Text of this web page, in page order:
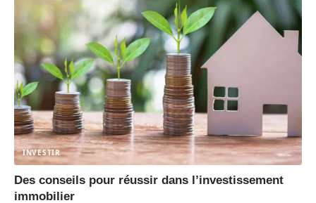
INVESTIR
Des conseils pour réussir dans l’investissement
immobilier